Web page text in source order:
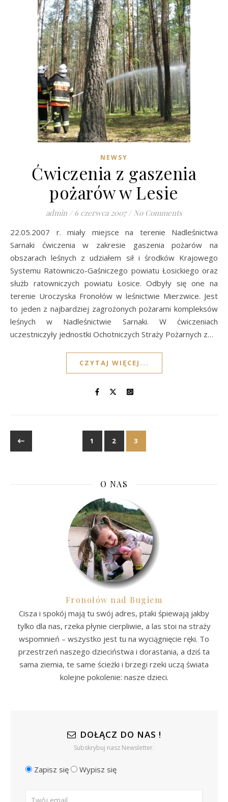
NEWSY
Ćwiczenia z gaszenia
pożarów w Lesie
admin / 6 czerwca 2007 / No Comments
22.05.2007 r. miały miejsce na terenie Nadleśnictwa
Sarnaki ćwiczenia w zakresie gaszenia pożarów na
obszarach leśnych z udziałem sił i środków Krajowego
Systemu Ratowniczo-Gaśniczego powiatu Łosickiego oraz
służb ratowniczych powiatu Łosice. Odbyły się one na
terenie Uroczyska Fronołów w leśnictwie Mierzwice. Jest
to jeden z najbardziej zagrożonych pożarami kompleksów
leśnych w Nadleśnictwie Sarnaki. W ćwiczeniach
uczestniczyły jednostki Ochotniczych Straży Pożarnych z…
CZYTAJ WIĘCEJ...
1 2 3
O NAS
Fronołów nad Bugiem
Cisza i spokój mają tu swój adres, ptaki śpiewają jakby
tylko dla nas, rzeka płynie cierpliwie, a las stoi na straży
wspomnień – wszystko jest tu na wyciągnięcie ręki. To
przestrzeń naszego dzieciństwa i dorastania, a dziś ta
sama ziemia, te same ścieżki i brzegi rzeki uczą świata
kolejne pokolenie: nasze dzieci.
DOŁĄCZ DO NAS !
Subskrybuj nasz Newsletter.
Zapisz się Wypisz się